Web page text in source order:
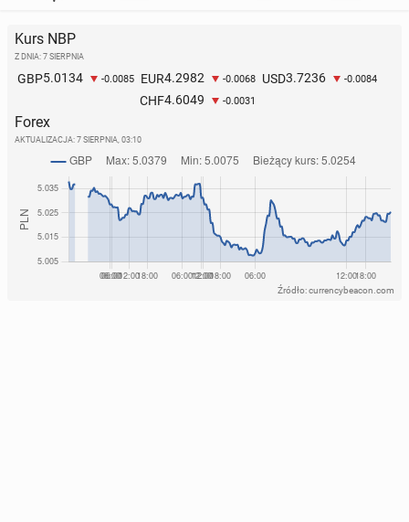
Kurs NBP
Z DNIA: 7 SIERPNIA
GBP5.0134 -0.0085 EUR4.2982 -0.0068 USD3.7236 -0.0084
CHF4.6049 -0.0031
Forex
AKTUALIZACJA: 7 SIERPNIA, 03:10
Źródło: currencybeacon.com